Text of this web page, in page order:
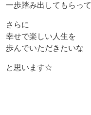
一歩踏み出してもらって
さらに
幸せで楽しい人生を
歩んでいただきたいな
と思います☆